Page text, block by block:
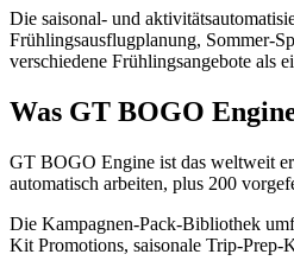
Die saisonal- und
Frühlingsausflugplanung, Sommer-
verschiedene Frühlingsangebote als
Was GT BOGO
GT BOGO Engine ist das weltweit
automatisch arbeiten, plus 200
Die Kampagnen-Pack-Bibliothek
Kit Promotions, saisonale Trip-Prep-